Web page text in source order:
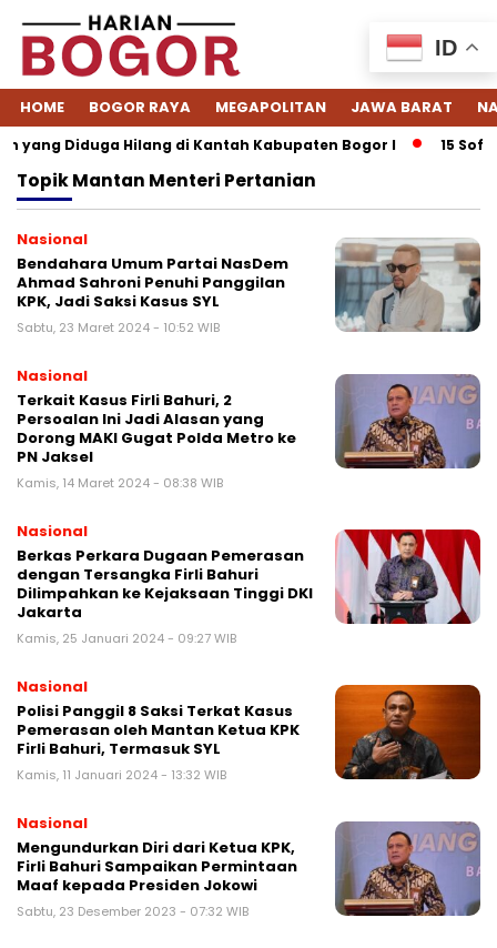
HOME BOGOR RAYA MEGAPOLITAN JAWA BARAT
Diduga Hilang di Kantah Kabupaten Bogor I 15
TopikMantan Menteri Pertanian
Nasional
Bendahara Umum Partai NasDem
Ahmad Sahroni Penuhi Panggilan
KPK, Jadi Saksi Kasus SYL
Sabtu, 23 Maret 2024 - 10:52 WIB
Nasional
Terkait Kasus Firli Bahuri, 2
Persoalan Ini Jadi Alasan yang
Dorong MAKI Gugat Polda Metro ke
PN Jaksel
Kamis, 14 Maret 2024 - 08:38 WIB
Nasional
Berkas Perkara Dugaan Pemerasan
dengan Tersangka Firli Bahuri
Dilimpahkan ke Kejaksaan Tinggi DKI
Jakarta
Kamis, 25 Januari 2024 - 09:27 WIB
Nasional
Polisi Panggil 8 Saksi Terkat Kasus
Pemerasan oleh Mantan Ketua KPK
Firli Bahuri, Termasuk SYL
Kamis, 11 Januari 2024 - 13:32 WIB
Nasional
Mengundurkan Diri dari Ketua KPK,
Firli Bahuri Sampaikan Permintaan
Maaf kepada Presiden Jokowi
Sabtu, 23 Desember 2023 - 07:32 WIB
ID